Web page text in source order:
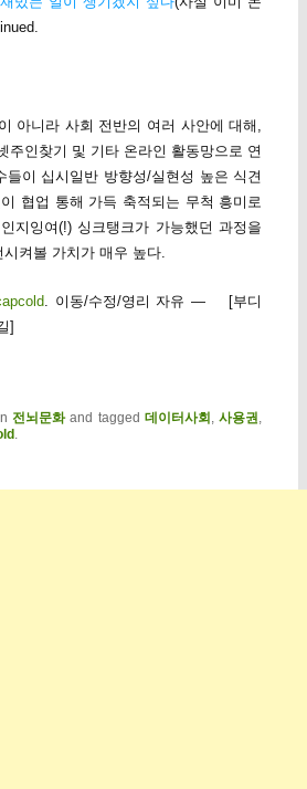
아니라 사회 전반의 여러 사안에 대해,
주인찾기 및 기타 온라인 활동망으로 연
들이 십시일반 방향성/실현성 높은 식견
협업 통해 가득 축적되는 무척 흥미로
지잉여(!) 싱크탱크가 가능했던 과정을
켜볼 가치가 매우 높다.
. 이동/수정/영리 자유 — [부디
]
전뇌문화and tagged데이터사회 ,사용권
.